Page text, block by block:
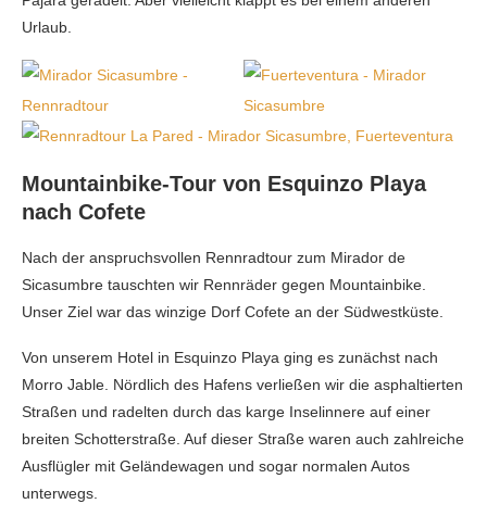
Urlaub.
Mountainbike-Tour von Esquinzo Playa
nach Cofete
Nach der anspruchsvollen Rennradtour zum Mirador de
Sicasumbre tauschten wir Rennräder gegen Mountainbike.
Unser Ziel war das winzige Dorf Cofete an der Südwestküste.
Von unserem Hotel in Esquinzo Playa ging es zunächst nach
Morro Jable. Nördlich des Hafens verließen wir die asphaltierten
Straßen und radelten durch das karge Inselinnere auf einer
breiten Schotterstraße. Auf dieser Straße waren auch zahlreiche
Ausflügler mit Geländewagen und sogar normalen Autos
unterwegs.